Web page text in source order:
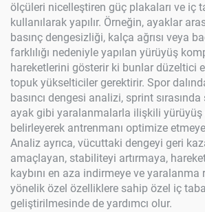
ölçüleri nicelleştiren güç plakaları ve iç
kullanılarak yapılır. Örneğin, ayaklar
basınç dengesizliği, kalça ağrısı veya
farklılığı nedeniyle yapılan yürüyüş
hareketlerini gösterir ki bunlar düzeltici
topuk yükselticiler gerektirir. Spor
basıncı dengesi analizi, sprint sırasında
ayak gibi yaralanmalarla ilişkili yürüyüş
belirleyerek antrenmanı optimize
Analiz ayrıca, vücuttaki dengeyi geri
amaçlayan, stabiliteyi artırmaya,
kaybını en aza indirmeye ve
yönelik özel özelliklere sahip özel iç
geliştirilmesinde de yardımcı olur.